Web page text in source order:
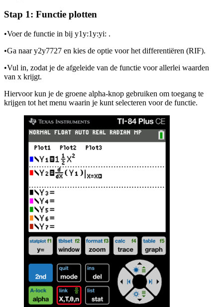
Stap 1: Functie plotten
•Voer de functie in bij y1y:1y:yi: .
•Ga naary2y7727 en kies de optie voor het differentiëren (RIF).
•Vul in, zodat je de afgeleide van de functie voor allerlei waarden
van x krijgt.
Hiervoor kun je de groene alpha-knop gebruiken om toegang te
krijgen tot het menu waarin je kunt selecteren voor de functie.